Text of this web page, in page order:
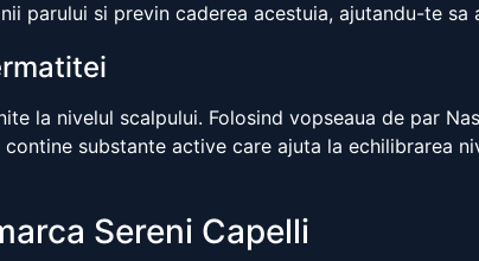
parului si previn caderea acestuia, ajutandu-te sa
la nivelul scalpului. Folosind vopseaua de par
substante active care ajuta la echilibrarea
Sereni Capelli